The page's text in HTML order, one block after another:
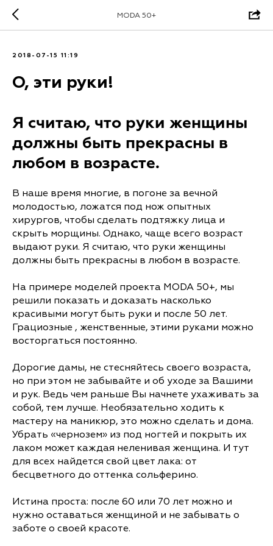
MODA 50+
2018-07-15 11:19
О, эти руки!
Я считаю, что руки женщины
должны быть прекрасны в
любом в возрасте.
В наше время многие, в погоне за вечной
молодостью, ложатся под нож опытных
хирургов, чтобы сделать подтяжку лица и
скрыть морщины. Однако, чаще всего возраст
выдают руки. Я считаю, что руки женщины
должны быть прекрасны в любом в возрасте.
На примере моделей проекта MODA 50+, мы
решили показать и доказать насколько
красивыми могут быть руки и после 50 лет.
Грациозные , женственные, этими руками можно
восторгаться постоянно.
Дорогие дамы, не стесняйтесь своего возраста,
но при этом не забывайте и об уходе за Вашими
и рук. Ведь чем раньше Вы начнете ухаживать за
собой, тем лучше. Необязательно ходить к
мастеру на маникюр, это можно сделать и дома.
Убрать «чернозем» из под ногтей и покрыть их
лаком может каждая неленивая женщина. И тут
для всех найдется свой цвет лака: от
бесцветного до оттенка сольферино.
Истина проста: после 60 или 70 лет можно и
нужно оставаться женщиной и не забывать о
заботе о своей красоте.